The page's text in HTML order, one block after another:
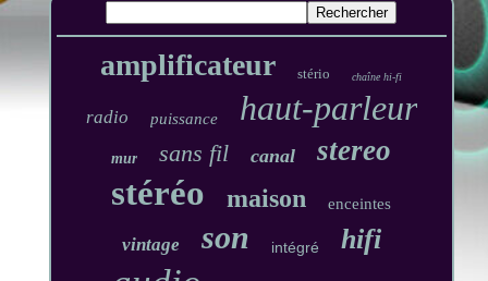
amplificateur stério chaîne hi-fi
radio puissance haut-parleur
mur sans fil canal stereo
stéréo maison enceintes
vintage son intégré hifi